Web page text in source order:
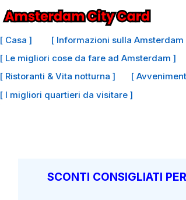
[ Casa ] [ Informazioni sulla Amsterdam
[ Le migliori cose da fare ad Amsterdam ]
[ Ristoranti & Vita notturna ]
[
[ I migliori quartieri da visitare ]
SCONTI CONSIGLIATI